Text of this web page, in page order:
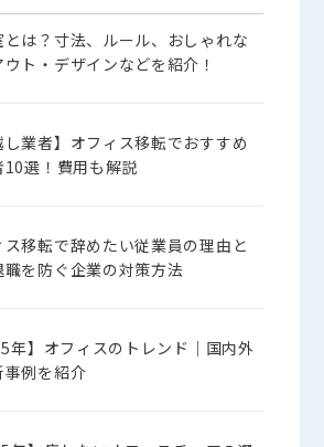
とは？寸法、ルール、おしゃれな
ウト・デザインなどを紹介！
し業者】オフィス移転でおすすめ
10選！費用も解説
ス移転で辞めたい従業員の理由と
職を防ぐ企業の対策方法
年】オフィスのトレンド│国内外
事例を紹介